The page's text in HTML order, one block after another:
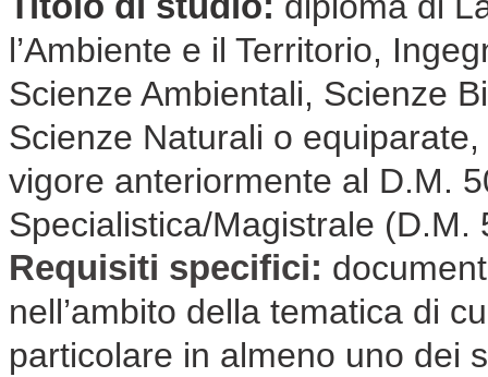
l’Ambiente e il Territorio,
Scienze Ambientali, Scienze
Scienze Naturali o
vigore anteriormente al D.M.
Specialistica/Magistrale (D.M.
Requisiti specifici:
nell’ambito della tematica di
particolare in almeno uno dei